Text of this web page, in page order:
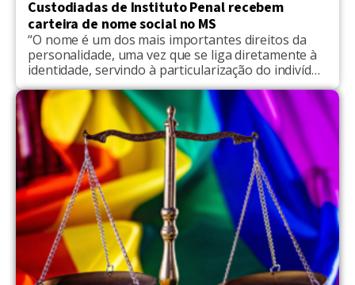
Custodiadas de Instituto Penal recebem
carteira de nome social no MS
“O nome é um dos mais importantes direitos da
personalidade, uma vez que se liga diretamente à
identidade, servindo à particularização do indivíduo
na sociedade" diz Leonardo